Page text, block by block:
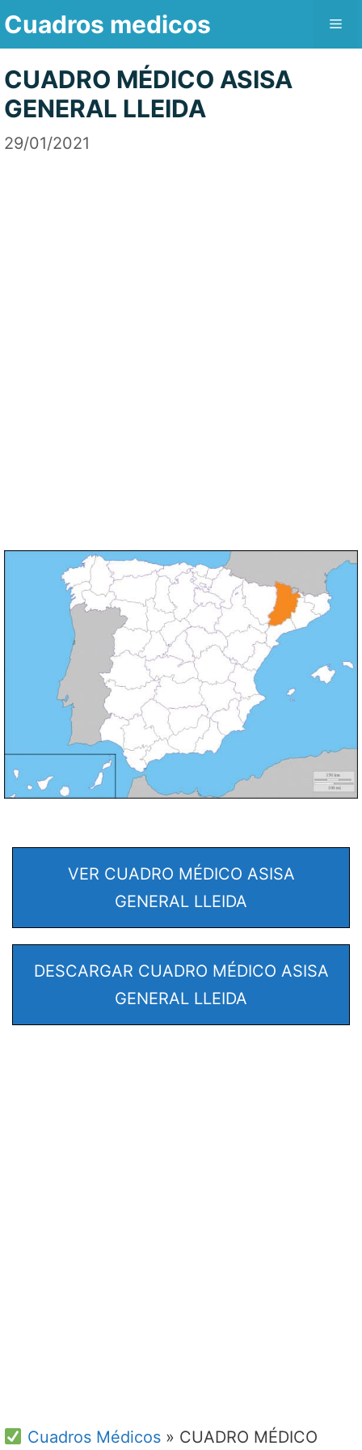
Saltar
contenido
Cuadros medicos
CUADRO MÉDICO ASISA
GENERAL LLEIDA
29/01/2021
VER CUADRO MÉDICO ASISA
GENERAL LLEIDA
DESCARGAR CUADRO MÉDICO ASISA
GENERAL LLEIDA
Cuadros Médicos» CUADRO MÉDICO